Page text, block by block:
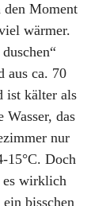
Moment
wärmer.
aus ca. 70
ist kälter als
Wasser, das
nur
15°C. Doch
es wirklich
bisschen